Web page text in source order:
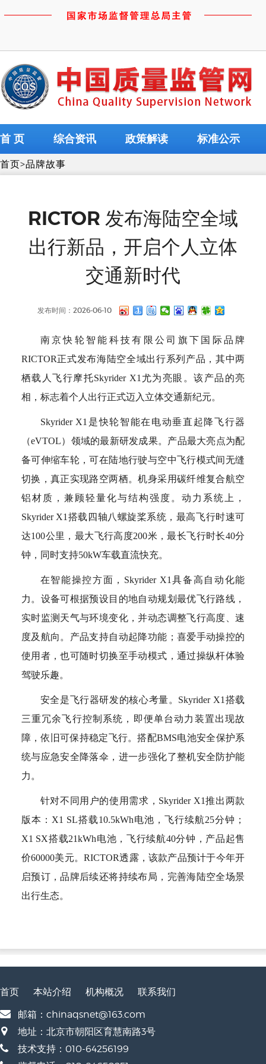
首 页 综合资讯 政策解读 标准公示
首页>品牌故事
RICTOR 发布海陆空全域
出行新品，开启个人立体
交通新时代
发布时间：2026-06-10
南京快轮智能科技有限公司旗下国际品牌
RICTOR正式发布海陆空全域出行系列产品，其中两
栖载人飞行摩托Skyrider X1尤为亮眼。该产品的亮
相，标志着个人出行正式迈入立体交通新纪元。
Skyrider X1是快轮智能在电动垂直起降飞行器
（eVTOL）领域的最新研发成果。产品最大亮点为配
备可伸缩车轮，可在陆地行驶与空中飞行模式间无缝
切换，真正实现路空两栖。机身采用碳纤维复合航空
铝材质，兼顾轻量化与结构强度。动力系统上，
Skyrider X1搭载四轴八螺旋桨系统，最高飞行时速可
达100公里，最大飞行高度200米，最长飞行时长40分
钟，同时支持50kW车载直流快充。
在智能操控方面，Skyrider X1具备高自动化能
力。设备可根据预设目的地自动规划最优飞行路线，
实时监测天气与环境变化，并动态调整飞行高度、速
度及航向。产品支持自动起降功能；喜爱手动操控的
使用者，也可随时切换至手动模式，通过操纵杆体验
驾驶乐趣。
安全是飞行器研发的核心考量。Skyrider X1搭载
三重冗余飞行控制系统，即便单台动力装置出现故
障，依旧可保持稳定飞行。搭配BMS电池安全保护系
统与应急安全降落伞，进一步强化了整机安全防护能
力。
针对不同用户的使用需求，Skyrider X1推出两款
版本：X1 SL搭载10.5kWh电池，飞行续航25分钟；
X1 SX搭载21kWh电池，飞行续航40分钟，产品起售
价60000美元。RICTOR透露，该款产品预计于今年开
启预订，品牌后续还将持续布局，完善海陆空全场景
出行生态。
首页 本站介绍 机构概况
联系我们
邮箱：chinaqsnet@163.com
地址：北京市朝阳区育慧南路3号
技术支持：010-64256199